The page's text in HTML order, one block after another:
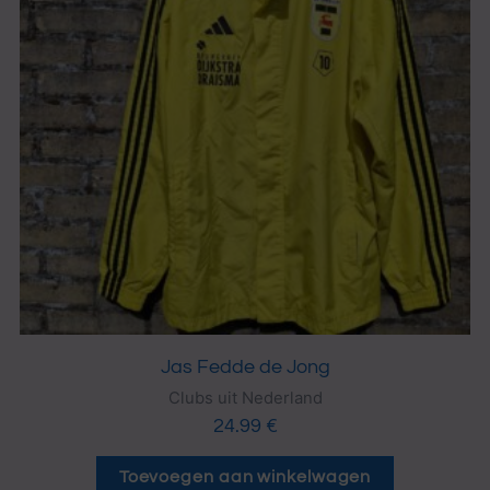
Jas Fedde de Jong
Clubs uit Nederland
24.99 €
Toevoegen aan winkelwagen